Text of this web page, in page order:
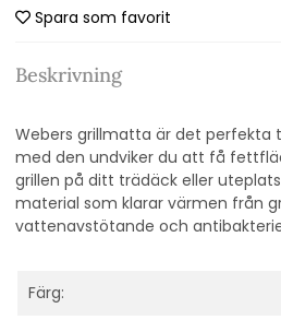
Spara som favorit
Beskrivning
Webers grillmatta är det perfekta
med den undviker du att få
grillen på ditt trädäck eller
material som klarar värmen från
vattenavstötande och
Färg: